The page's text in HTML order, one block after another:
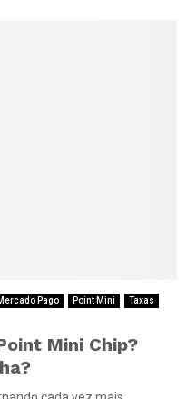
Pago Point Mini
Taxas
Mini Chip?